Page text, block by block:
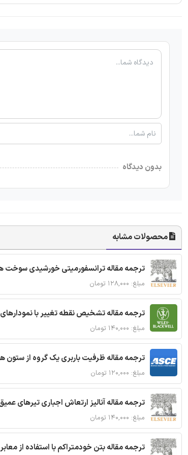
بدون دیدگاه
محصولات مشابه
ترجمه مقاله ترانسفورمیتی خورشیدی سوخت
مبلغ: ۱۲۸,۰۰۰ تومان
ترجمه مقاله تشخیص نقطه تغییر با نمودارهای
مبلغ: ۱۴۰,۰۰۰ تومان
ترجمه مقاله ظرفیت باربری یک گروه از
مبلغ: ۱۲۰,۰۰۰ تومان
ترجمه مقاله آنالیز ارتعاش اجباری تیرهای
مبلغ: ۱۴۰,۰۰۰ تومان
ترجمه مقاله بتن خودمتراکم با استفاده از